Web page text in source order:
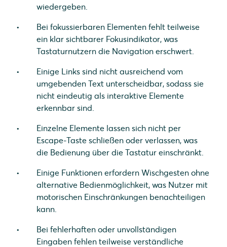
wiedergeben.
Bei fokussierbaren Elementen fehlt teilweise
ein klar sichtbarer Fokusindikator, was
Tastaturnutzern die Navigation erschwert.
Einige Links sind nicht ausreichend vom
umgebenden Text unterscheidbar, sodass sie
nicht eindeutig als interaktive Elemente
erkennbar sind.
Einzelne Elemente lassen sich nicht per
Escape-Taste schließen oder verlassen, was
die Bedienung über die Tastatur einschränkt.
Einige Funktionen erfordern Wischgesten ohne
alternative Bedienmöglichkeit, was Nutzer mit
motorischen Einschränkungen benachteiligen
kann.
Bei fehlerhaften oder unvollständigen
Eingaben fehlen teilweise verständliche